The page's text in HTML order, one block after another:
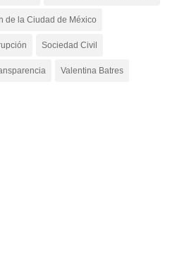
de la Ciudad de México
Sociedad Civil
Valentina Batres